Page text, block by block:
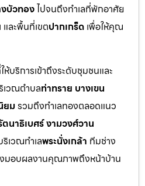
บัวทองไปจนถึงทำเลที่พักอาศัย
และพื้นที่เขตปากเกร็ด เพื่อให้คุณ
บริการเข้าถึงระดับชุมชนและ
เวณตำบลท่าทราย บางเขน
ยมรวมถึงทำเลทองตลอดแนว
ตนาธิเบศร์ งามวงศ์วาน
ริเวณทำเลพระนั่งเกล้า ทีมช่าง
งมอบผลงานคุณภาพถึงหน้าบ้าน